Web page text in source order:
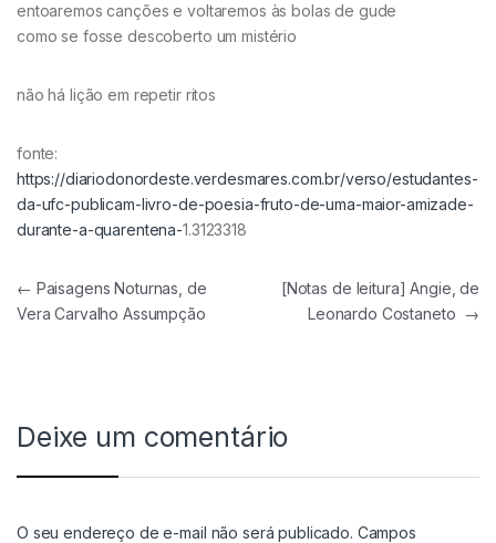
entoaremos canções e voltaremos às bolas de gude
como se fosse descoberto um mistério
não há lição em repetir ritos
fonte:
https://diariodonordeste.verdesmares.com.br/verso/estudantes-
da-ufc-publicam-livro-de-poesia-fruto-de-uma-maior-amizade-
durante-a-quarentena-1.3123318
Navegação de Post
← Paisagens Noturnas, de
Vera Carvalho Assumpção
[Notas de leitura] Angie, de
Leonardo Costaneto →
Deixe um comentário
O seu endereço de e-mail não será publicado. Campos